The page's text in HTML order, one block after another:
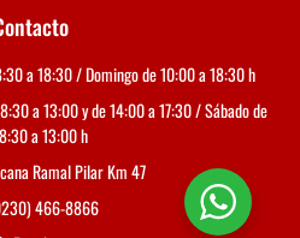
a 18:30 / Domingo de 10:00 a 18:30 h
a 13:00 y de 14:00 a 17:30 / Sábado de
8:30 a 13:00 h
Ramal Pilar Km 47
466-8866